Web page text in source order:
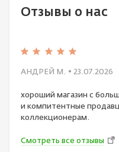
Отзывы о нас
АНДРЕЙ М. • 23.07.2026
хороший магазин с
и компитентные
коллекционерам.
Смотреть все отзывы